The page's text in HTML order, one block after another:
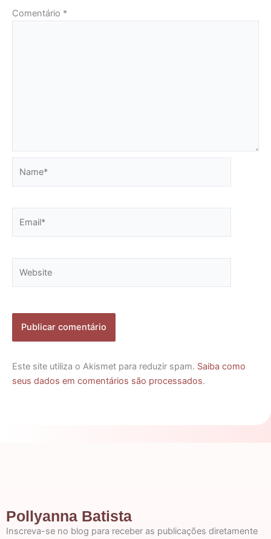
Comentário *
Este site utiliza o Akismet para reduzir spam. Saiba como
seus dados em comentários são processados.
Pollyanna Batista
Inscreva-se no blog para receber as publicações diretamente